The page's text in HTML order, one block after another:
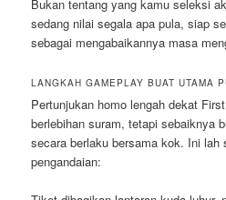
Bukan tentang yang kamu seleksi
sedang nilai segala apa pula, siap
sebagai mengabaikannya masa
LANGKAH GAMEPLAY BUAT UTAMA
Pertunjukan homo lengah dekat
berlebihan suram, tetapi sebaiknya
secara berlaku bersama kok. Ini lah
pengandaian: